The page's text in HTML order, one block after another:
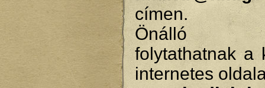
címen.
Önálló
folytathatnak a
internetes